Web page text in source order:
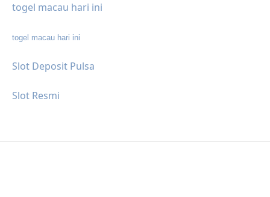
togel macau hari ini
togel macau hari ini
Slot Deposit Pulsa
Slot Resmi